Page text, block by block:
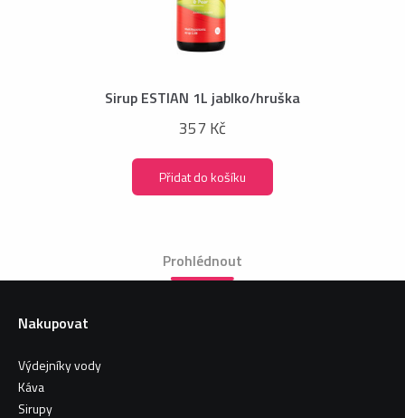
Sirup ESTIAN 1L jablko/hruška
357 Kč
Přidat do košíku
Prohlédnout
Nakupovat
Výdejníky vody
Káva
Sirupy